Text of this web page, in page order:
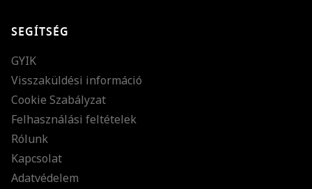
SEGÍTSÉG
GYIK
Visszaküldési információ
Cookie Szabályzat
Felhasználási feltételek
Rólunk
Kapcsolat
Adatvédelem